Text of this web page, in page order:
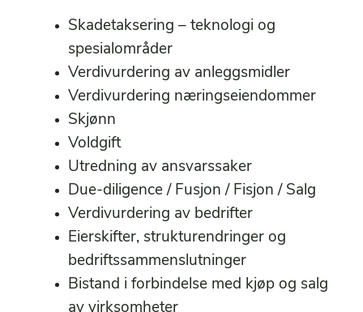
Skadetaksering – teknologi og
spesialområder
Verdivurdering av anleggsmidler
Verdivurdering næringseiendommer
Skjønn
Voldgift
Utredning av ansvarssaker
Due-diligence / Fusjon / Fisjon / Salg
Verdivurdering av bedrifter
Eierskifter, strukturendringer og
bedriftssammenslutninger
Bistand i forbindelse med kjøp og salg
av virksomheter